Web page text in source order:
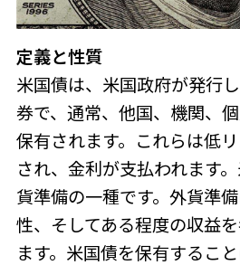
定義と性質
米国債は、米国政府が発行
券で、通常、他国、機関、
保有されます。これらは低
され、金利が支払われます
貨準備の一種です。外貨準
性、そしてある程度の収益
ます。米国債を保有するこ